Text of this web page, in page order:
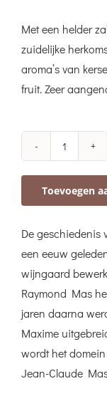
Met een helder
zuidelijke
aroma’s van
fruit. Zeer
Côte
Mas
Rosé
aantal
Toevoegen
De
een eeuw
wijngaard
Raymond Mas
jaren daarna
Maxime
wordt het
Jean-Claude